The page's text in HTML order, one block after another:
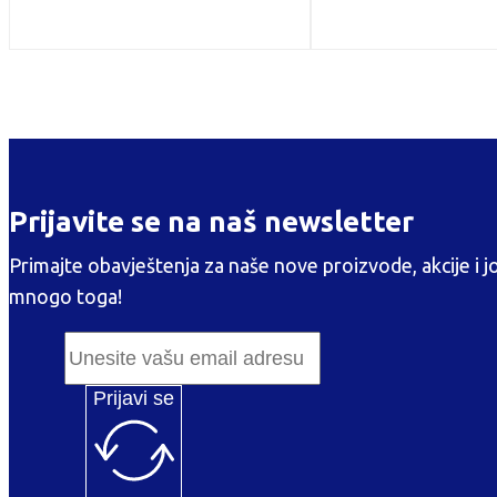
Prijavite se na naš newsletter
Primajte obavještenja za naše nove proizvode, akcije i
mnogo toga!
Prijavi se